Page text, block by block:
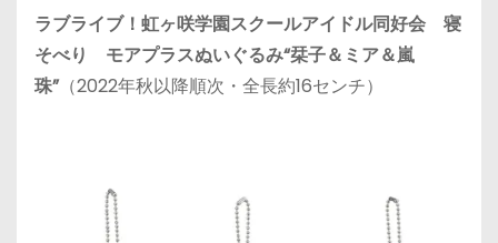
ラブライブ！虹ヶ咲学園スクールアイドル同好会 寝
そべり モアプラスぬいぐるみ“栞子＆ミア＆嵐
珠”（2022年秋以降順次・全長約16センチ）